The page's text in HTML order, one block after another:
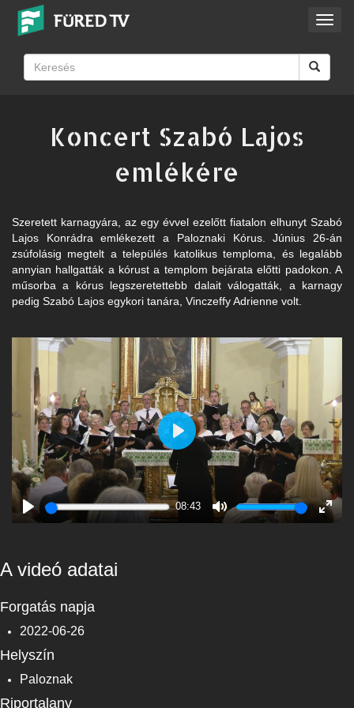
Koncert Szabó Lajos
emlékére
Szeretett karnagyára, az egy évvel ezelőtt fiatalon elhunyt Szabó
Lajos Konrádra emlékezett a Paloznaki Kórus. Június 26-án
zsúfolásig megtelt a település katolikus temploma, és legalább
annyian hallgatták a kórust a templom bejárata előtti padokon. A
műsorba a kórus legszeretettebb dalait válogatták, a karnagy
pedig Szabó Lajos egykori tanára, Vinczeffy Adrienne volt.
Play
08:43
Mute
Enter
Play
A videó adatai
Forgatás napja
2022-06-26
Helyszín
Paloznak
Riportalany